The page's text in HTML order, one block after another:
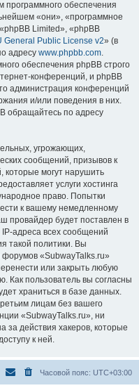
обеспечения
«они», «программное
Limited», «phpBB
General Public License v2» (в
адресу www.phpbb.com.
обеспечения phpBB строго
конференций, и phpBB
администрация конференций
и/или поведения в них.
обращайтесь по адресу
угрожающих,
сообщений, призывов к
которые могут нарушить
услуги хостинга
право. Попытки
к вашему немедленному
провайдер будет поставлен в
адреса всех сообщений
такой политики. Вы
«SubwayTalks.ru»
или закрыть любую
Как пользователь вы согласны
храниться в базе данных.
лицам без вашего
«SubwayTalks.ru», ни
за действия хакеров, которые
к ней.
Часовой пояс: UTC+03:00